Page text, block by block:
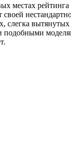
местах
слегка
подобными